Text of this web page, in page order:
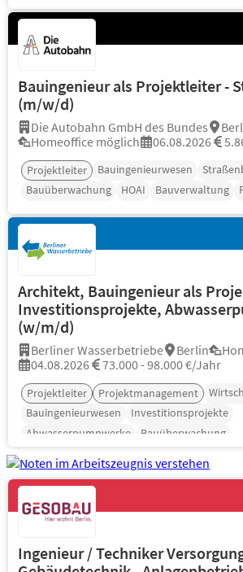
Bauingenieur als Projektleiter -
(m/w/d)
Die Autobahn GmbH des Bundes
Homeoffice möglich
06.08.2026
Projektleiter Bauingenieurwesen
Bauüberwachung
HOAI Bauverwaltung
Architekt, Bauingenieur als
Investitionsprojekte,
(w/m/d)
Berliner Wasserbetriebe Berlin
04.08.2026
73.000 - 98.000 €/Jahr
Projektleiter Projektmanagement
Bauingenieurwesen
Investitionsprojekte
Abwasserpumpwerke
Bauüberwachung
Ingenieur / Techniker